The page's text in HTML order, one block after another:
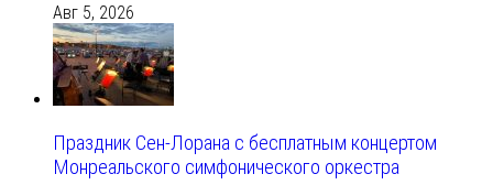
Авг 5, 2026
Праздник Сен-Лорана с бесплатным концертом
Монреальского симфонического оркестра